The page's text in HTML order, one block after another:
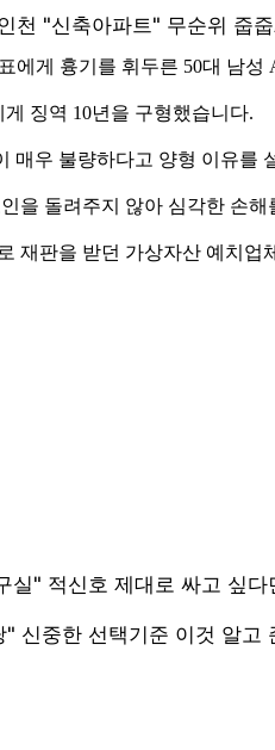
게 흉기를 휘두른 50대 남
징역 10년을 구형했습니다.
매우 불량하다고 양형 이유를
을 돌려주지 않아 심각한 손
재판을 받던 가상자산 예치